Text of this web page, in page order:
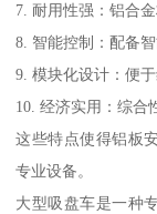
7. 耐用性强：铝合
8. 智能控制：配备
9. 模块化设计：便
10. 经济实用：综合
这些特点使得铝板
专业设备。
大型吸盘车是一种